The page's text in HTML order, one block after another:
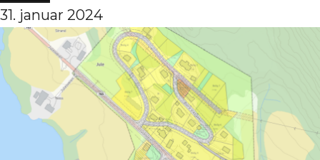
31. januar 2024